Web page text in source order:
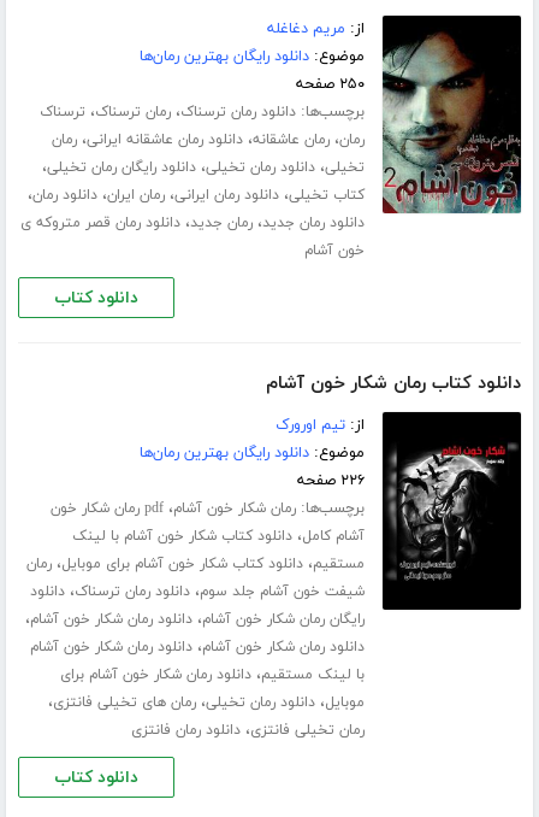
از: مریم دغاغله
موضوع:دانلود رایگان بهترین رمان‌ها
۲۵۰ صفحه
برچسب‌ها:دانلود رمان ترسناک،رمان ترسناک، ترسناک
رمان،رمان عاشقانه،دانلود رمان عاشقانه ایرانی،رمان
تخیلی،دانلود رمان تخیلی،دانلود رایگان رمان تخیلی،
کتاب تخیلی،دانلود رمان ایرانی،رمان ایران،دانلود رمان،
دانلود رمان جدید،رمان جدید،دانلود رمان قصر متروکه ی
خون آشام
دانلود کتاب
دانلود کتاب رمان شکار خون آشام
از:تیم اورورک
موضوع:دانلود رایگان بهترین رمان‌ها
۲۲۶ صفحه
برچسب‌ها:رمان شکار خون آشام،
pdf رمان شکار خون
آشام کامل،دانلود کتاب شکار خون آشام با لینک
مستقیم،دانلود کتاب شکار خون آشام برای موبایل،رمان
شیفت خون آشام جلد سوم،دانلود رمان ترسناک،دانلود
رایگان رمان شکار خون آشام،دانلود رمان شکار خون آشام،
دانلود رمان شکار خون آشام،دانلود رمان شکار خون آشام
با لینک مستقیم،دانلود رمان شکار خون آشام برای
موبایل،دانلود رمان تخیلی،رمان های تخیلی فانتزی،
رمان تخیلی فانتزی،دانلود رمان فانتزی
دانلود کتاب